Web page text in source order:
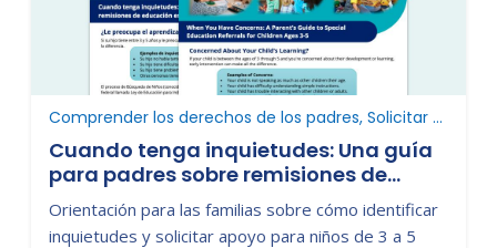
Comprender los derechos de los padres, Solicitar una evaluación, Nuevo en educación especial, Evaluación
Cuando tenga inquietudes: Una guía
para padres sobre remisiones de
educación especial para niños
edades 3-5
Orientación para las familias sobre cómo identificar
inquietudes y solicitar apoyo para niños de 3 a 5